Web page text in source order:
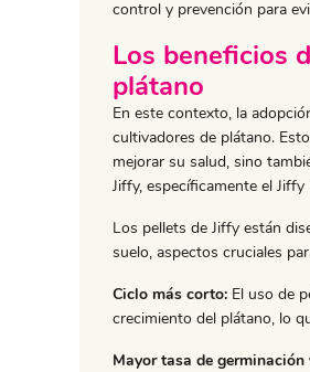
control y prevención para
Los beneficios
plátano
En este contexto, la
cultivadores de plátano.
mejorar su salud, sino
Jiffy, específicamente el
Los pellets de Jiffy están
suelo, aspectos cruciales
Ciclo más corto: El uso de
crecimiento del plátano, lo
Mayor tasa de